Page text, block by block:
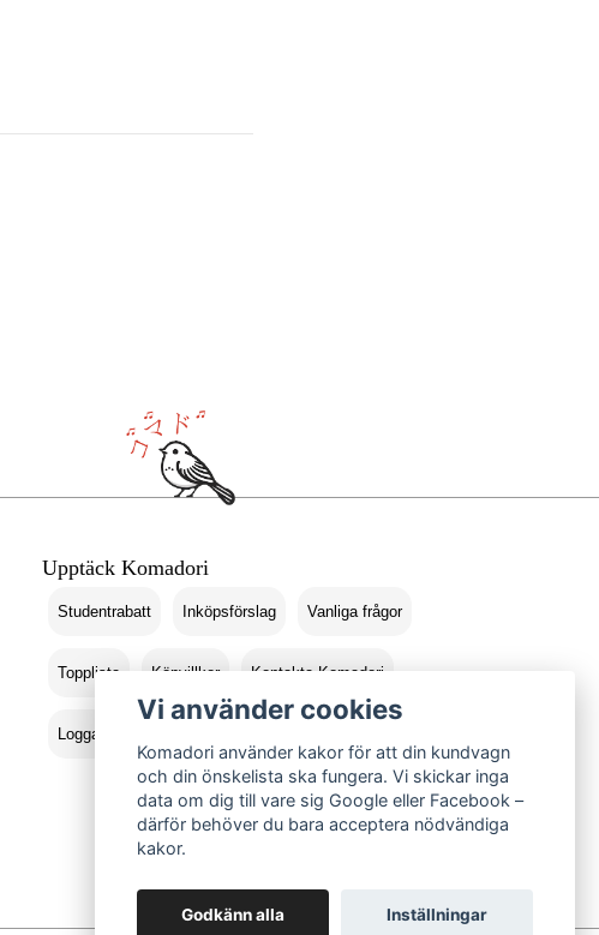
Upptäck Komadori
Studentrabatt Inköpsförslag Vanliga frågor
Topplista Köpvillkor Kontakta Komadori
Logga in
Vi använder cookies
Komadori använder kakor för att din kundvagn
och din önskelista ska fungera. Vi skickar inga
data om dig till vare sig Google eller Facebook –
därför behöver du bara acceptera nödvändiga
kakor.
Godkänn alla Inställningar